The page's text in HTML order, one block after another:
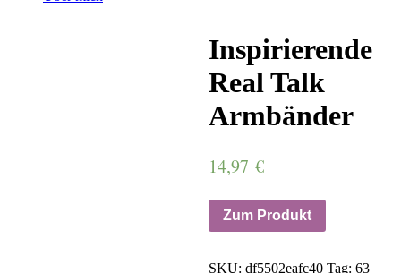
Inspirierende
Real Talk
Armbänder
14,97 €
Zum Produkt
SKU: df5502eafc40 Tag: 63